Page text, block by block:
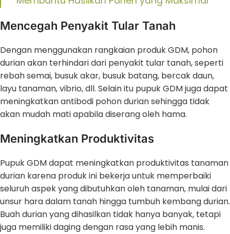
Mencegah Penyakit Tular Tanah
Dengan menggunakan rangkaian produk GDM, pohon
durian akan terhindari dari penyakit tular tanah, seperti
rebah semai, busuk akar, busuk batang, bercak daun,
layu tanaman, vibrio, dll. Selain itu pupuk GDM juga dapat
meningkatkan antibodi pohon durian sehingga tidak
akan mudah mati apabila diserang oleh hama.
Meningkatkan Produktivitas
Pupuk GDM dapat meningkatkan produktivitas tanaman
durian karena produk ini bekerja untuk memperbaiki
seluruh aspek yang dibutuhkan oleh tanaman, mulai dari
unsur hara dalam tanah hingga tumbuh kembang durian.
Buah durian yang dihasilkan tidak hanya banyak, tetapi
juga memiliki daging dengan rasa yang lebih manis.